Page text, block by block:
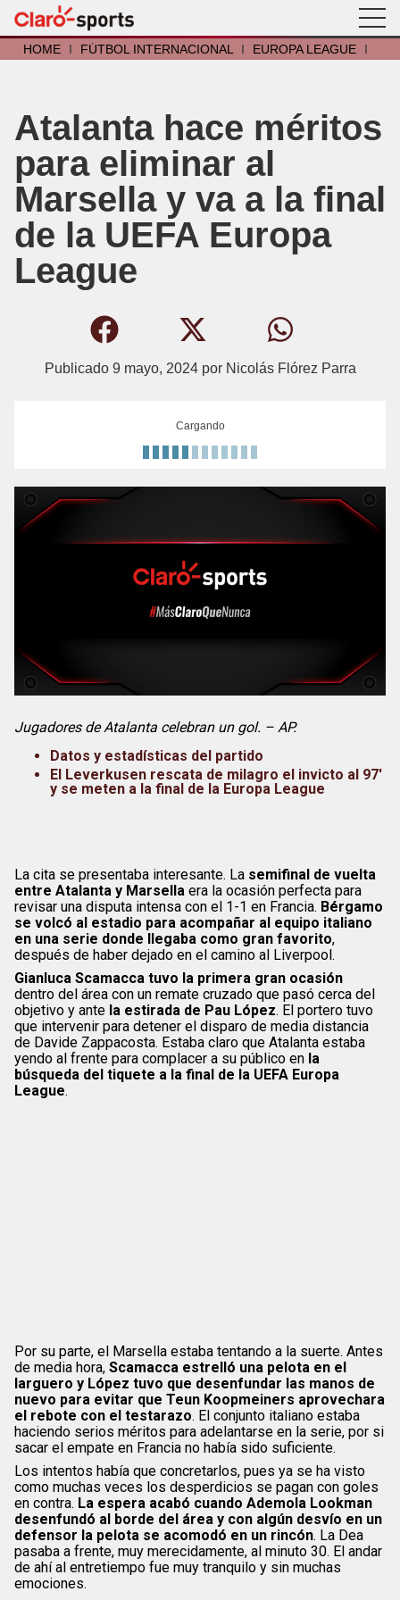
HOME I FÚTBOL INTERNACIONAL I EUROPA LEAGUE I
Atalanta hace méritos
para eliminar al
Marsella y va a la final
de la UEFA Europa
League
Publicado 9 mayo, 2024por Nicolás Flórez Parra
Cargando
Jugadores de Atalanta celebran un gol. – AP.
Datos y estadísticas del partido
El Leverkusen rescata de milagro el invicto al 97′
y se meten a la final de la Europa League
La cita se presentaba interesante. La semifinal de vuelta
entre Atalanta y Marsella era la ocasión perfecta para
revisar una disputa intensa con el 1-1 en Francia. Bérgamo
se volcó al estadio para acompañar al equipo italiano
en una serie donde llegaba como gran favorito,
después de haber dejado en el camino al Liverpool.
Gianluca Scamacca tuvo la primera gran ocasión
dentro del área con un remate cruzado que pasó cerca del
objetivo y ante la estirada de Pau López. El portero tuvo
que intervenir para detener el disparo de media distancia
de Davide Zappacosta. Estaba claro que Atalanta estaba
yendo al frente para complacer a su público en la
búsqueda del tiquete a la final de la UEFA Europa
League.
Por su parte, el Marsella estaba tentando a la suerte. Antes
de media hora, Scamacca estrelló una pelota en el
larguero y López tuvo que desenfundar las manos de
nuevo para evitar que Teun Koopmeiners aprovechara
el rebote con el testarazo. El conjunto italiano estaba
haciendo serios méritos para adelantarse en la serie, por si
sacar el empate en Francia no había sido suficiente.
Los intentos había que concretarlos, pues ya se ha visto
como muchas veces los desperdicios se pagan con goles
en contra. La espera acabó cuando Ademola Lookman
desenfundó al borde del área y con algún desvío en un
defensor la pelota se acomodó en un rincón. La Dea
pasaba a frente, muy merecidamente, al minuto 30. El andar
de ahí al entretiempo fue muy tranquilo y sin muchas
emociones.